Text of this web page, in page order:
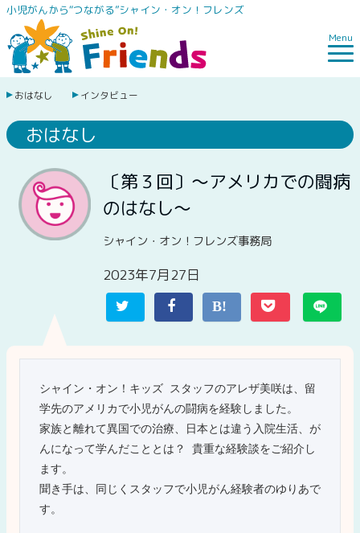
小児がんから“つながる”シャイン・オン！フレンズ
Menu
おはなし インタビュー
おはなし
〔第３回〕〜アメリカでの闘病
のはなし〜
シャイン・オン！フレンズ事務局
2023年7月27日
シャイン・オン！キッズ スタッフのアレザ美咲は、留
学先のアメリカで小児がんの闘病を経験しました。
家族と離れて異国での治療、日本とは違う入院生活、が
んになって学んだこととは？ 貴重な経験談をご紹介し
ます。
聞き手は、同じくスタッフで小児がん経験者のゆりあで